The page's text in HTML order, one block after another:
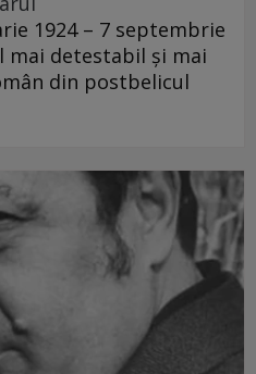
1924 – 7 septembrie
mai detestabil și mai
din postbelicul